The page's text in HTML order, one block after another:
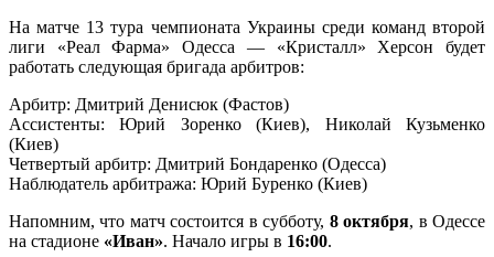
На матче 13 тура чемпионата Украины среди команд второй
лиги «Реал Фарма» Одесса — «Кристалл» Херсон будет
работать следующая бригада арбитров:
Арбитр: Дмитрий Денисюк (Фастов)
Ассистенты: Юрий Зоренко (Киев), Николай Кузьменко
(Киев)
Четвертый арбитр: Дмитрий Бондаренко (Одесса)
Наблюдатель арбитража: Юрий Буренко (Киев)
Напомним, что матч состоится в субботу, 8 октября, в Одессе
на стадионе «Иван». Начало игры в 16:00.